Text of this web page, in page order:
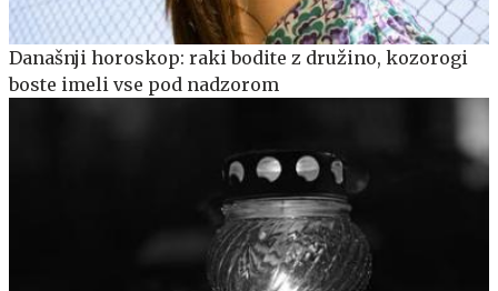
Današnji horoskop: raki bodite z družino, kozorogi
boste imeli vse pod nadzorom